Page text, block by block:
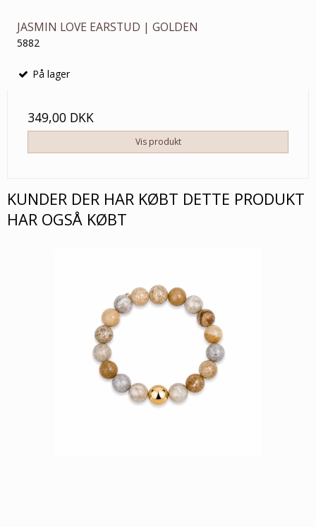
JASMIN LOVE EARSTUD | GOLDEN
5882
På lager
349,00 DKK
Vis produkt
KUNDER DER HAR KØBT DETTE PRODUKT
HAR OGSÅ KØBT